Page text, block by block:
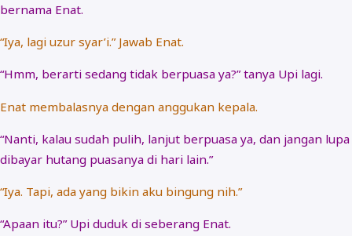
bernama Enat.
“Iya, lagi uzur syar’i.” Jawab Enat.
“Hmm, berarti sedang tidak berpuasa ya?” tanya Upi lagi.
Enat membalasnya dengan anggukan kepala.
“Nanti, kalau sudah pulih, lanjut berpuasa ya, dan jangan lupa
dibayar hutang puasanya di hari lain.”
“Iya. Tapi, ada yang bikin aku bingung nih.”
“Apaan itu?” Upi duduk di seberang Enat.